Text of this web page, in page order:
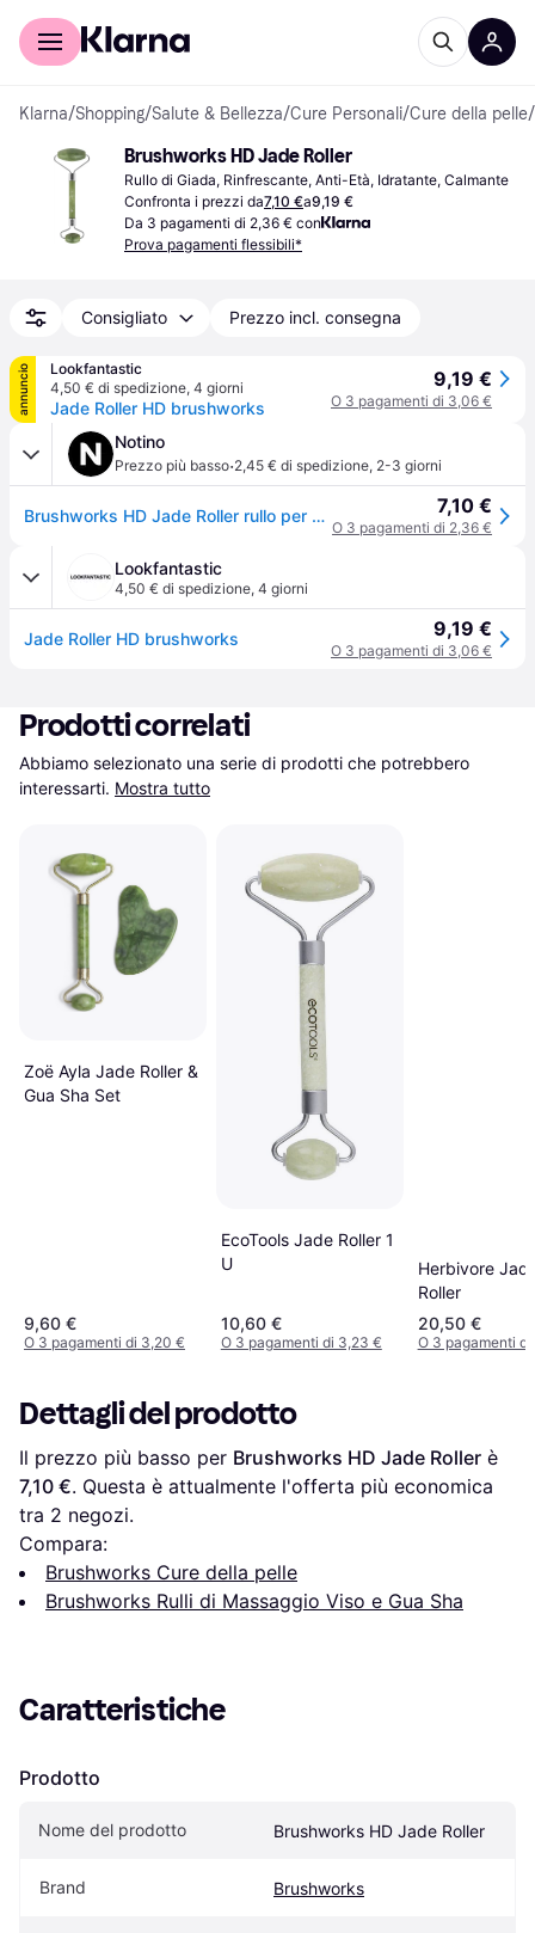
Per il tuo shopping
Klarna/Shopping/Salute & Bellezza/Cure Personali/Cure della pelle/
Brushworks HD Jade Roller
Rullo di Giada, Rinfrescante, Anti-Età, Idratante, Calmante
Confronta i prezzi da7,10 €a9,19 €
Da 3 pagamenti di 2,36 € con
Prova pagamenti flessibili*
Consigliato Prezzo incl. consegna
annuncio
Lookfantastic
4,50 € di spedizione, 4 giorni
Jade Roller HD brushworks
9,19 €
O 3 pagamenti di 3,06 €
Notino
Prezzo più basso·2,45 € di spedizione, 2-3 giorni
Brushworks HD Jade Roller rullo per massaggi per viso e occhi 1 pz 7,10 €
O 3 pagamenti di 2,36 €
Lookfantastic
4,50 € di spedizione, 4 giorni
Jade Roller HD brushworks 9,19 €
O 3 pagamenti di 3,06 €
Prodotti correlati
Abbiamo selezionato una serie di prodotti che potrebbero
interessarti. Mostra tutto
Zoë Ayla Jade Roller &
Gua Sha Set
9,60 €
O 3 pagamenti di 3,20 €
EcoTools Jade Roller 1
U
10,60 €
O 3 pagamenti di 3,23 €
Herbivore
Roller
20,50 €
O 3 pagamenti
Dettagli del prodotto
Il prezzo più basso per Brushworks HD Jade Roller
7,10 €. Questa è attualmente l'offerta più economica
tra 2 negozi.
Compara:
Brushworks Cure della pelle
Brushworks Rulli di Massaggio Viso e Gua Sha
Caratteristiche
Prodotto
Nome del prodotto Brushworks HD Jade Roller
Brand Brushworks